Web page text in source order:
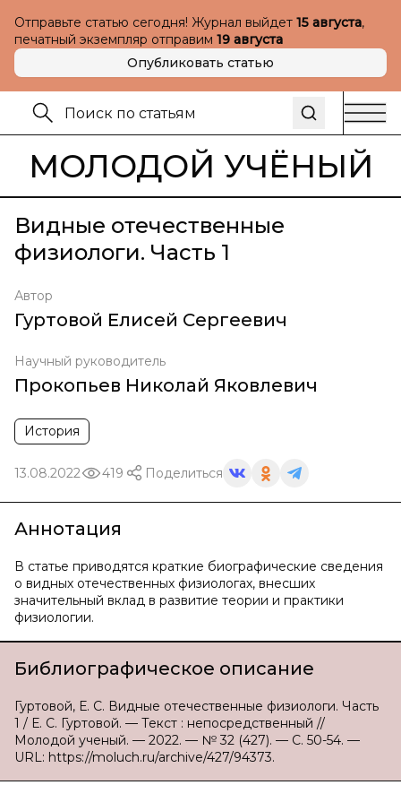
Отправьте статью сегодня! Журнал выйдет 15 августа,
печатный экземпляр отправим 19 августа
Опубликовать статью
МОЛОДОЙ УЧЁНЫЙ
Видные отечественные
физиологи. Часть 1
Автор
Гуртовой Елисей Сергеевич
Научный руководитель
Прокопьев Николай Яковлевич
История
13.08.2022 419 Поделиться
Аннотация
В статье приводятся краткие биографические сведения
о видных отечественных физиологах, внесших
значительный вклад в развитие теории и практики
физиологии.
Библиографическое описание
Гуртовой, Е. С. Видные отечественные физиологи. Часть
1 / Е. С. Гуртовой. — Текст : непосредственный //
Молодой ученый. — 2022. — № 32 (427). — С. 50-54. —
URL: https://moluch.ru/archive/427/94373.